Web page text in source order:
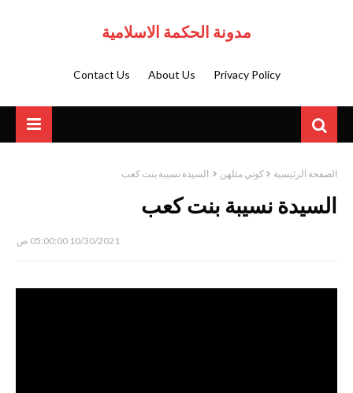
مدونة الحكمة الاسلامية
Privacy Policy
About Us
Contact Us
الصفحة الرئيسية كوني مثلهن السيدة نسيبة بنت كعب
السيدة نسيبة بنت كعب
10/30/2021 05:00:00 ص